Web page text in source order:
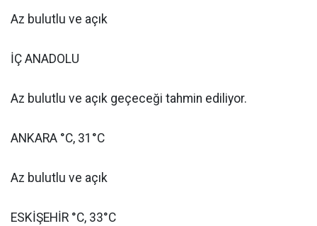
Az bulutlu ve açık
İÇ ANADOLU
Az bulutlu ve açık geçeceği tahmin ediliyor.
ANKARA °C, 31°C
Az bulutlu ve açık
ESKİŞEHİR °C, 33°C